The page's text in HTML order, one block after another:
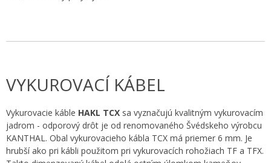
VYKUROVACÍ KÁBEL
Vykurovacie káble HAKL TCX sa vyznačujú kvalitným vykurovacím
jadrom - odporový drôt je od renomovaného Švédskeho výrobcu
KANTHAL. Obal vykurovacieho kábla TCX má priemer 6 mm. Je
hrubší ako pri kábli použitom pri vykurovacích rohožiach TF a TFX.